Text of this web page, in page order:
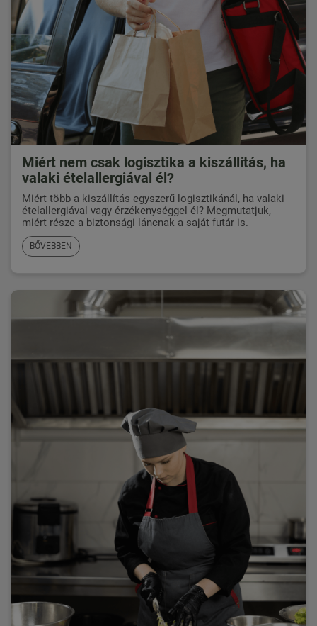
Miért nem csak logisztika a kiszállítás, ha
valaki ételallergiával él?
Miért több a kiszállítás egyszerű logisztikánál, ha valaki
ételallergiával vagy érzékenységgel él? Megmutatjuk,
miért része a biztonsági láncnak a saját futár is.
BŐVEBBEN